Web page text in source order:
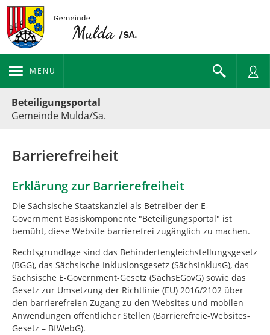
MENÜ
Beteiligungsportal
Gemeinde Mulda/Sa.
Barrierefreiheit
Erklärung zur Barrierefreiheit
Die Sächsische Staatskanzlei als Betreiber der E-
Government Basiskomponente "Beteiligungsportal" ist
bemüht, diese Website barrierefrei zugänglich zu machen.
Rechtsgrundlage sind das Behindertengleichstellungsgesetz
(BGG), das Sächsische Inklusionsgesetz (SächsInklusG), das
Sächsische E-Government-Gesetz (SächsEGovG) sowie das
Gesetz zur Umsetzung der Richtlinie (EU) 2016/2102 über
den barrierefreien Zugang zu den Websites und mobilen
Anwendungen öffentlicher Stellen (Barrierefreie-Websites-
Gesetz – BfWebG).